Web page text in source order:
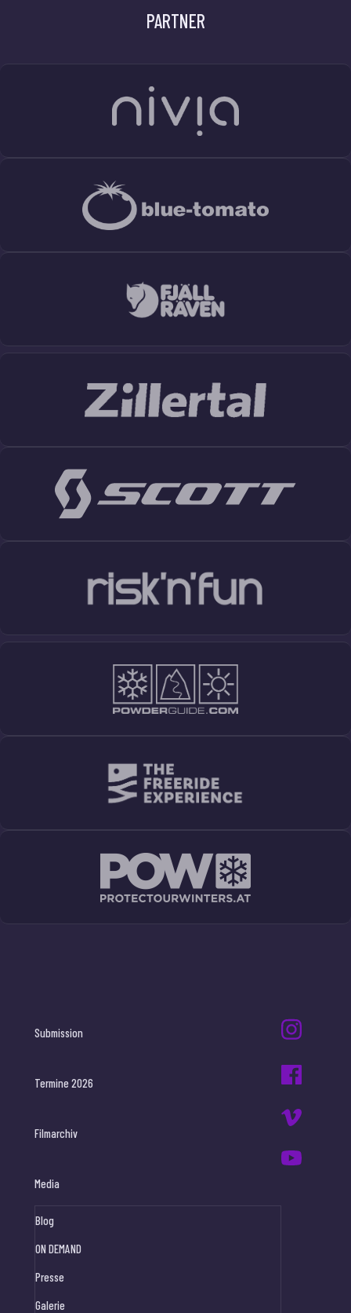
PARTNER
Submission
Termine 2026
Filmarchiv
Media
Blog
ON DEMAND
Presse
Galerie